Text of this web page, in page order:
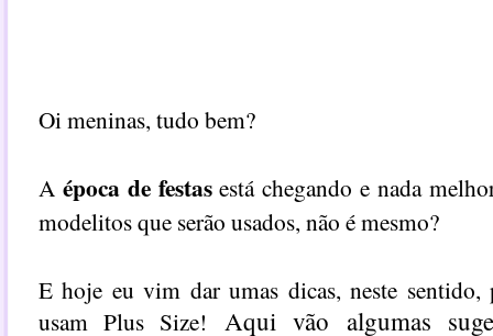
Oi meninas, tudo bem?
A época de festasestá chegando e nada
modelitos que serão usados, não é mesmo?
E hoje eu vim dar umas dicas, neste sentido,
usam Plus Size!Aqui vão algumas